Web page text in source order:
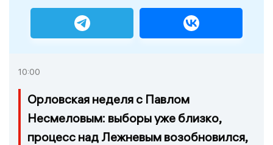
10:00
Орловская неделя с Павлом
Несмеловым: выборы уже близко,
процесс над Лежневым возобновился,